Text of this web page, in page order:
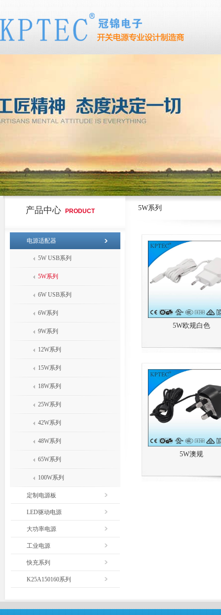
产品中心 PRODUCT
电源适配器
5W USB系列
5W系列
6W USB系列
6W系列
9W系列
12W系列
15W系列
18W系列
25W系列
42W系列
48W系列
65W系列
100W系列
定制电源板
LED驱动电源
大功率电源
工业电源
快充系列
K25A150160系列
5W系列
5W欧规白色
5W澳规